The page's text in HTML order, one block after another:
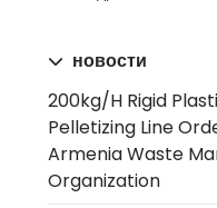
новости
200kg/h Rigid
Pelletizing Line
Armenia Waste
Organization